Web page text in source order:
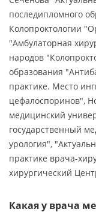
последипломного
Колопроктологии
"Амбулаторная
народов
образования
практике. Место
цефалоспоринов",
медицинский
государственный
урология",
практике врача-
хирургический
Какая у врача